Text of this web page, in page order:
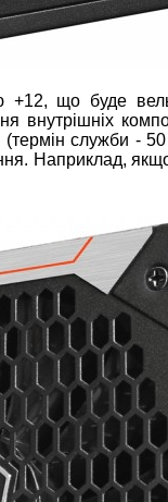
що буде
внутрішніх
служби -
Наприклад,